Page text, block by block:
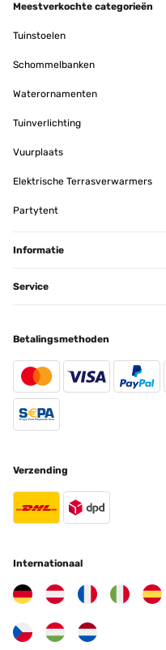
Meestverkochte categorieën
Tuinstoelen
Schommelbanken
Waterornamenten
Tuinverlichting
Vuurplaats
Elektrische Terrasverwarmers
Partytent
Informatie
Service
Betalingsmethoden
Verzending
Internationaal